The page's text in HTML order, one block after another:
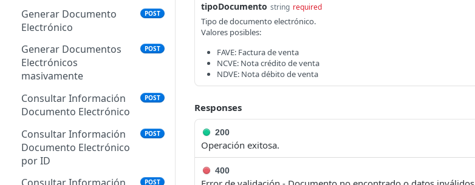
Generar Documento
Electrónico
POST
Generar Documentos
Electrónicos
masivamente
POST
Consultar Información
Documento Electrónico
POST
Consultar Información
Documento Electrónico
por ID
POST
POST
tipoDocumento string required
Tipo de documento electrónico.
Valores posibles:
FAVE: Factura de venta
NCVE: Nota crédito de venta
NDVE: Nota débito de venta
Responses
200
Operación exitosa.
400